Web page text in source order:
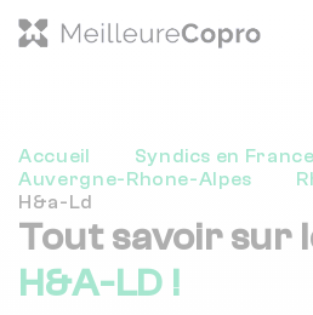
Accueil
Syndics en France
Auvergne-Rhone-Alpes
H&a-Ld
Tout savoir sur
H&A-LD !